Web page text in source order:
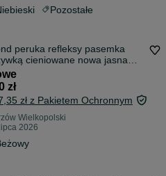
Pozostałe
peruka refleksy pasemka
cieniowane nowa jasna
zł
zł z Pakietem Ochronnym
Wielkopolski
2026